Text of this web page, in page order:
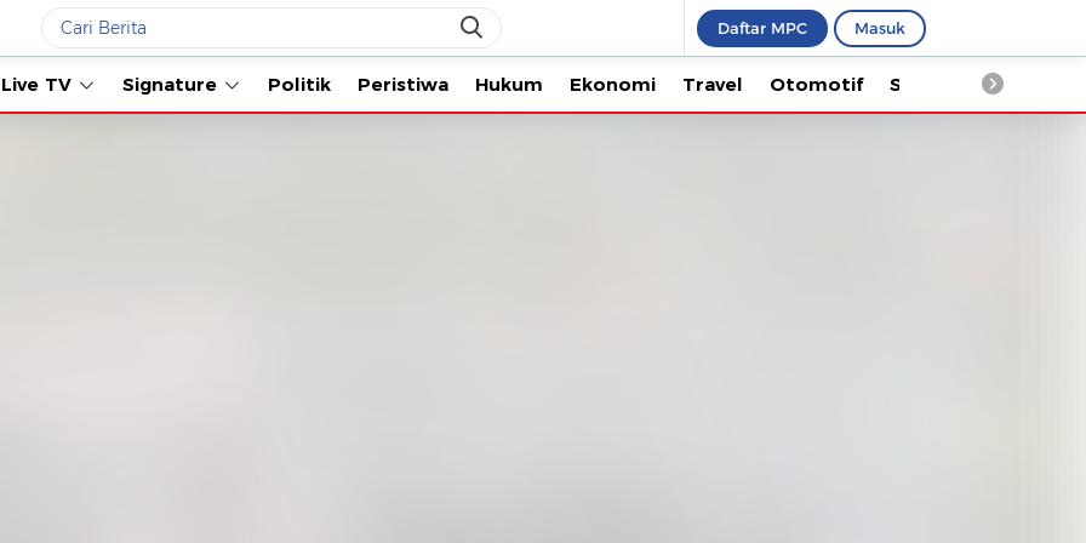
Daftar MPC Masuk